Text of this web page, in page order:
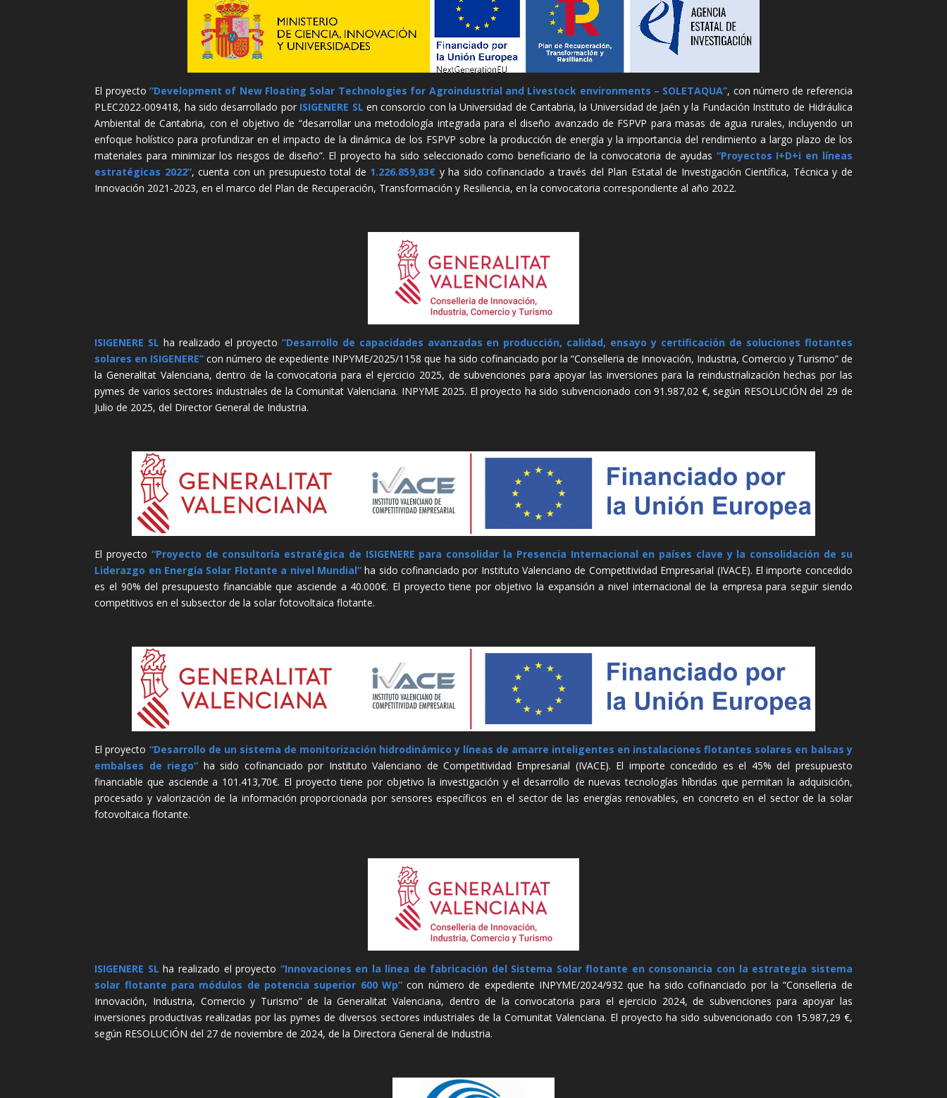
El proyecto“Development of New Floating Solar Technologies for Agroindustrial and Livestock environments – SOLETAQUA”, con número de referencia
PLEC2022-009418, ha sido desarrollado por ISIGENERE SL en consorcio con la Universidad de Cantabria, la Universidad de Jaén y la Fundación Instituto de Hidráulica
Ambiental de Cantabria, con el objetivo de “desarrollar una metodología integrada para el diseño avanzado de FSPVP para masas de agua rurales, incluyendo un
enfoque holístico para profundizar en el impacto de la dinámica de los FSPVP sobre la producción de energía y la importancia del rendimiento a largo plazo de los
materiales para minimizar los riesgos de diseño”. El proyecto ha sido seleccionado como beneficiario de la convocatoria de ayudas “Proyectos I+D+i en líneas
estratégicas 2022”, cuenta con un presupuesto total de 1.226.859,83€ y ha sido cofinanciado a través del Plan Estatal de Investigación Científica, Técnica y de
Innovación 2021-2023, en el marco del Plan de Recuperación, Transformación y Resiliencia, en la convocatoria correspondiente al año 2022.
ISIGENERE SL ha realizado el proyecto “Desarrollo de capacidades avanzadas en producción, calidad, ensayo y certificación de soluciones flotantes
solares en ISIGENERE” con número de expediente INPYME/2025/1158 que ha sido cofinanciado por la “Conselleria de Innovación, Industria, Comercio y Turismo” de
la Generalitat Valenciana, dentro de la convocatoria para el ejercicio 2025, de subvenciones para apoyar las inversiones para la reindustrialización hechas por las
pymes de varios sectores industriales de la Comunitat Valenciana. INPYME 2025. El proyecto ha sido subvencionado con 91.987,02 €, según RESOLUCIÓN del 29 de
Julio de 2025, del Director General de Industria.
El proyecto “Proyecto de consultoría estratégica de ISIGENERE para consolidar la Presencia Internacional en países clave y la consolidación de su
Liderazgo en Energía Solar Flotante a nivel Mundial”ha sido cofinanciado por Instituto Valenciano de Competitividad Empresarial (IVACE). El importe concedido
es el 90% del presupuesto financiable que asciende a 40.000€. El proyecto tiene por objetivo la expansión a nivel internacional de la empresa para seguir siendo
competitivos en el subsector de la solar fotovoltaica flotante.
El proyecto “Desarrollo de un sistema de monitorización hidrodinámico y líneas de amarre inteligentes en instalaciones flotantes solares en balsas y
embalses de riego” ha sido cofinanciado por Instituto Valenciano de Competitividad Empresarial (IVACE). El importe concedido es el 45% del presupuesto
financiable que asciende a 101.413,70€. El proyecto tiene por objetivo la investigación y el desarrollo de nuevas tecnologías híbridas que permitan la adquisición,
procesado y valorización de la información proporcionada por sensores específicos en el sector de las energías renovables, en concreto en el sector de la solar
fotovoltaica flotante.
ISIGENERE SL ha realizado el proyecto “Innovaciones en la línea de fabricación del Sistema Solar flotante en consonancia con la estrategia sistema
solar flotante para módulos de potencia superior 600 Wp” con número de expediente INPYME/2024/932 que ha sido cofinanciado por la “Conselleria de
Innovación, Industria, Comercio y Turismo” de la Generalitat Valenciana, dentro de la convocatoria para el ejercicio 2024, de subvenciones para apoyar las
inversiones productivas realizadas por las pymes de diversos sectores industriales de la Comunitat Valenciana. El proyecto ha sido subvencionado con 15.987,29 €,
según RESOLUCIÓN del 27 de noviembre de 2024, de la Directora General de Industria.